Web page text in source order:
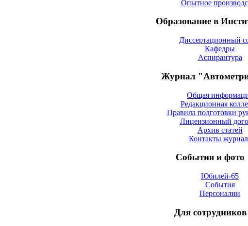
Опытное
Образование в
Диссертационный
Кафедры
Аспирантура
Журнал
Общая
Редакционная
Правила подготовки
Лицензионный
Архив статей
Контакты
События и фото
Юбилей-65
События
Персоналии
Для сотрудников